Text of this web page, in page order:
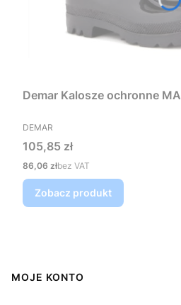
Demar Kalosze ochronne
PRODUCENT
DEMAR
Cena
105,85 zł
Cena
86,06 złbez VAT
Zobacz produkt
Linki w stopce
MOJE KONTO